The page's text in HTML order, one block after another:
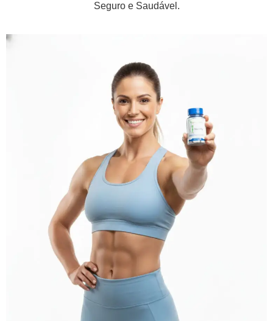
Seguro e Saudável.